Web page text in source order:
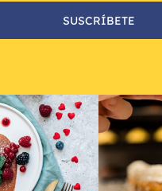
SUSCRÍBETE